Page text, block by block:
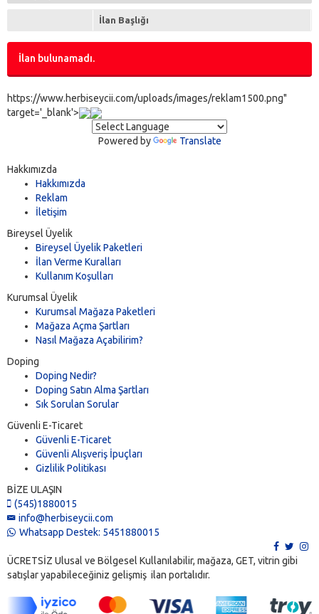
İlan Başlığı
İlan bulunamadı.
https://www.herbiseycii.com/uploads/images/reklam1500.png"
target='_blank'>
Powered by Translate
Hakkımızda
Hakkımızda
Reklam
İletişim
Bireysel Üyelik
Bireysel Üyelik Paketleri
İlan Verme Kuralları
Kullanım Koşulları
Kurumsal Üyelik
Kurumsal Mağaza Paketleri
Mağaza Açma Şartları
Nasıl Mağaza Açabilirim?
Doping
Doping Nedir?
Doping Satın Alma Şartları
Sık Sorulan Sorular
Güvenli E-Ticaret
Güvenli E-Ticaret
Güvenli Alışveriş İpuçları
Gizlilik Politikası
BİZE ULAŞIN
(545)1880015
info@herbiseycii.com
Whatsapp Destek: 5451880015
ÜCRETSİZ Ulusal ve Bölgesel Kullanılabilir, mağaza, GET, vitrin gibi
satışlar yapabileceğiniz gelişmiş ilan portalıdır.